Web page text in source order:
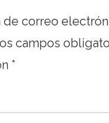
correo
campos
*